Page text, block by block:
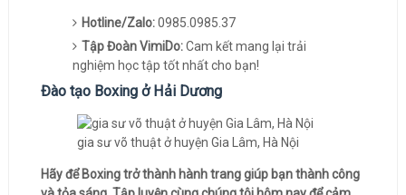
Hotline/Zalo:0985.0985.37
Tập Đoàn VimiDo:Cam kết mang lại trải
nghiệm học tập tốt nhất cho bạn!
Đào tạo Boxing ở Hải Dương
gia sư võ thuật ở huyện Gia Lâm, Hà Nội
Hãy để Boxing trở thành hành trang giúp bạn thành công